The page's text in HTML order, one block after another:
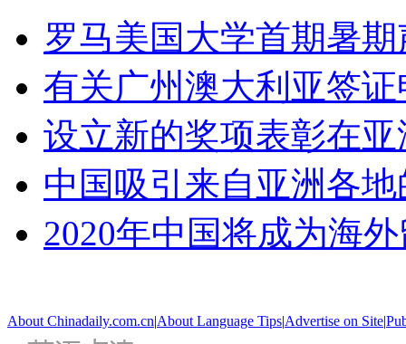
罗马美国大学首期暑
有关广州澳大利亚签
设立新的奖项表彰在
中国吸引来自亚洲各
2020年中国将成为海
About Chinadaily.com.cn|About Language Tips|Advertise on Site|